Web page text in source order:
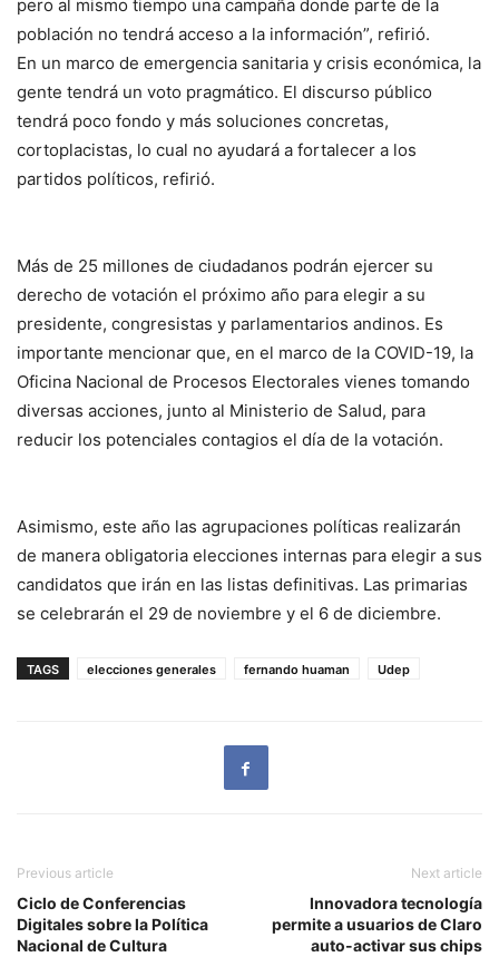
pero al mismo tiempo una campaña donde parte de la
población no tendrá acceso a la información”, refirió.
En un marco de emergencia sanitaria y crisis económica, la
gente tendrá un voto pragmático. El discurso público
tendrá poco fondo y más soluciones concretas,
cortoplacistas, lo cual no ayudará a fortalecer a los
partidos políticos, refirió.
Más de 25 millones de ciudadanos podrán ejercer su
derecho de votación el próximo año para elegir a su
presidente, congresistas y parlamentarios andinos. Es
importante mencionar que, en el marco de la COVID-19, la
Oficina Nacional de Procesos Electorales vienes tomando
diversas acciones, junto al Ministerio de Salud, para
reducir los potenciales contagios el día de la votación.
Asimismo, este año las agrupaciones políticas realizarán
de manera obligatoria elecciones internas para elegir a sus
candidatos que irán en las listas definitivas. Las primarias
se celebrarán el 29 de noviembre y el 6 de diciembre.
TAGS elecciones generales fernando huaman Udep
Previous article
Ciclo de Conferencias
Digitales sobre la Política
Nacional de Cultura
Next article
Innovadora tecnología
permite a usuarios de Claro
auto-activar sus chips